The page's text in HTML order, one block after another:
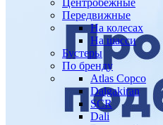
Центробежные
Передвижные
На колесах
На шасси
Бустеры
По бренду
Atlas Copco
Dalgakiran
SCR
Dali